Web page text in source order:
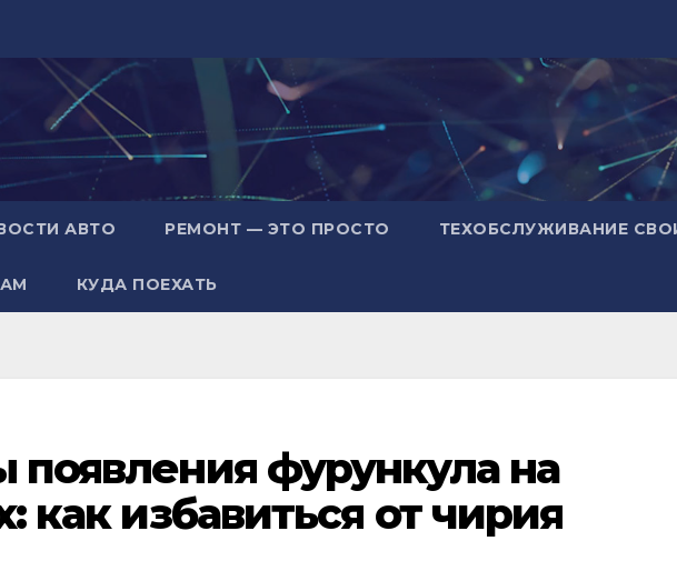
АВТО РЕМОНТ — ЭТО ПРОСТО ТЕХОБСЛУЖИВАНИЕ
КУДА ПОЕХАТЬ
фурункула на
как избавиться от чирия